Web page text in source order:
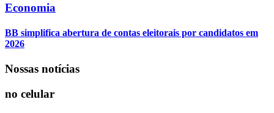
Economia
BB simplifica abertura de contas eleitorais por candidatos em
2026
Nossas notícias
no celular